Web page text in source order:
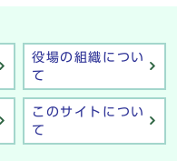
役場の組織につい
て
このサイトについ
て